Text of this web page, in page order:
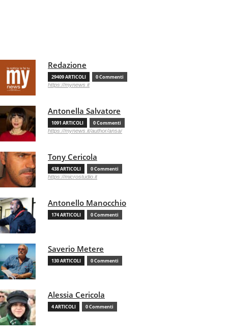
Redazione
29409 ARTICOLI 0 Commenti
https://mynews.it
Antonella Salvatore
1091 ARTICOLI 0 Commenti
https://mynews.it/author/ansa/
Tony Cericola
438 ARTICOLI 0 Commenti
https://microstudio.it
Antonello Manocchio
174 ARTICOLI 0 Commenti
Saverio Metere
130 ARTICOLI 0 Commenti
Alessia Cericola
4 ARTICOLI 0 Commenti